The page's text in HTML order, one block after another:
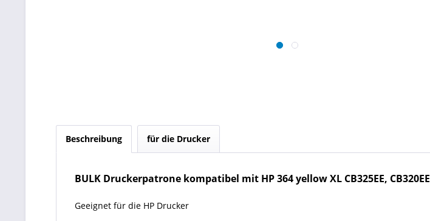
Beschreibung für die Drucker
BULK Druckerpatrone kompatibel mit HP 364 yellow XL CB325EE, CB320EE
Geeignet für die HP Drucker